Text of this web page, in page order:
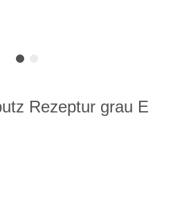
Rezeptur grau E